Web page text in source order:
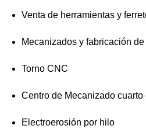
Venta de herramientas y
Mecanizados y fabricación
Torno CNC
Centro de Mecanizado cuarto
Electroerosión por hilo